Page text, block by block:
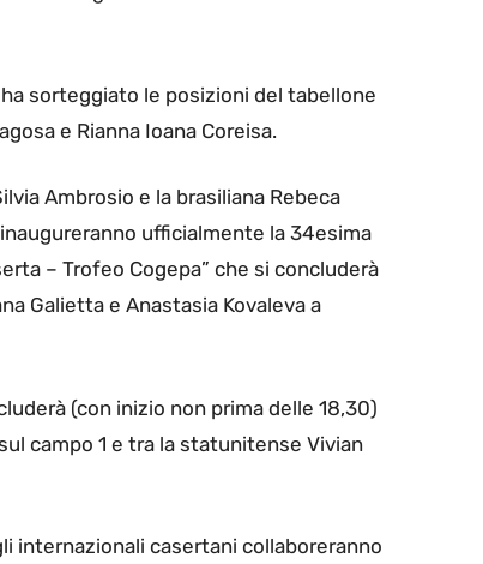
sorteggiato le posizioni del tabellone
e Rianna Ioana Coreisa.
Ambrosio e la brasiliana Rebeca
ufficialmente la 34esima
– Trofeo Cogepa” che si concluderà
Galietta e Anastasia Kovaleva a
(con inizio non prima delle 18,30)
campo 1 e tra la statunitense Vivian
internazionali casertani collaboreranno